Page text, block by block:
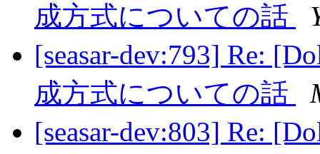
成方式についての話
[seasar-dev:793] Re:
成方式についての話
[seasar-dev:803] Re: